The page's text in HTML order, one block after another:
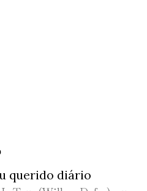
querido diário